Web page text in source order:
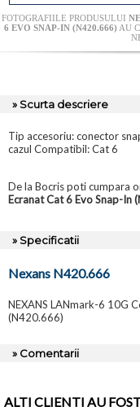
FOTOGRAFIILE PRODUSULUI
6 EVO SNAP-IN (N420.666) AU
» Scurta descriere
Tip accesoriu: conector
cazul Compatibil: Cat 6
De la Bocris poti cumpara
Ecranat Cat 6 Evo Snap-In
» Specificatii
Nexans N420.666
NEXANS LANmark-6 10G
(N420.666)
» Comentarii
ALTI CLIENTI AU